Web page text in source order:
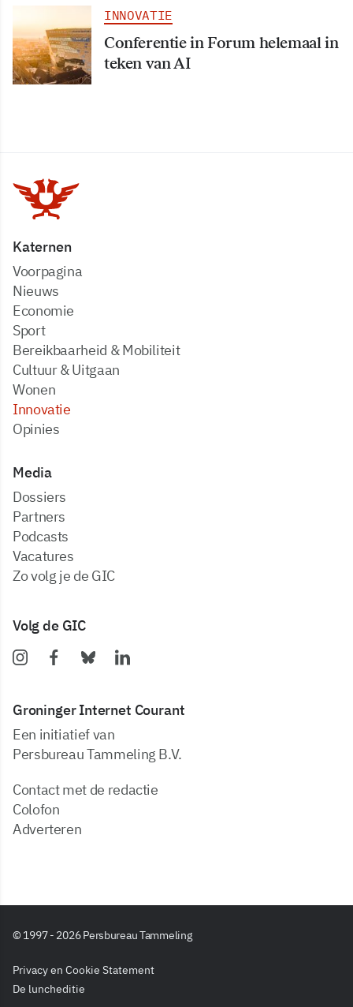
INNOVATIE
Conferentie in Forum helemaal in
teken van AI
Katernen
Voorpagina
Nieuws
Economie
Sport
Bereikbaarheid & Mobiliteit
Cultuur & Uitgaan
Wonen
Innovatie
Opinies
Media
dossiers
partners
podcasts
vacatures
zo volg je de GIC
Volg de GIC
Groninger Internet Courant
Een initiatief van
Persbureau Tammeling B.V.
Contact met de redactie
Colofon
Adverteren
© 1997 - 2026 Persbureau Tammeling
Privacy en Cookie Statement
De luncheditie